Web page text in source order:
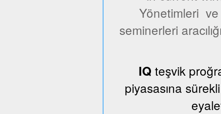
Yönetimleri ve
seminerleri
IQ teşvik
piyasasına